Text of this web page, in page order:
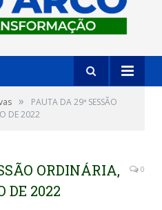
»
PAUTA DA 29ª SESSÃO
DE 2022
ORDINÁRIA,
DE 2022
0